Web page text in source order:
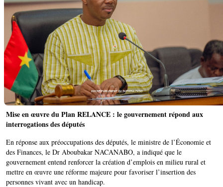
Mise en œuvre du Plan RELANCE : le gouvernement répond aux
interrogations des députés
En réponse aux préoccupations des députés, le ministre de l’Économie et
des Finances, le Dr Aboubakar NACANABO, a indiqué que le
gouvernement entend renforcer la création d’emplois en milieu rural et
mettre en œuvre une réforme majeure pour favoriser l’insertion des
personnes vivant avec un handicap.